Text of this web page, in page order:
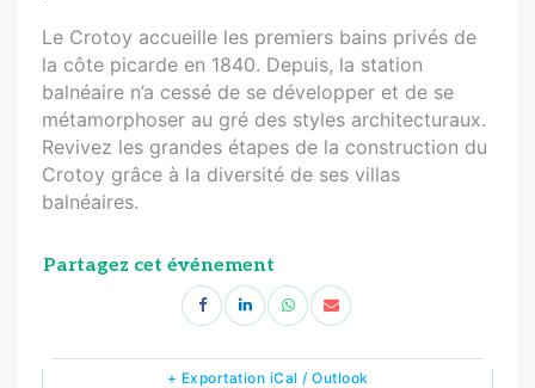
Le Crotoy accueille les premiers bains privés de
la côte picarde en 1840. Depuis, la station
balnéaire n’a cessé de se développer et de se
métamorphoser au gré des styles architecturaux.
Revivez les grandes étapes de la construction du
Crotoy grâce à la diversité de ses villas
balnéaires.
Partagez cet événement
+ Exportation iCal / Outlook